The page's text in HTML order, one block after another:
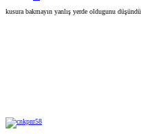
kusura bakmayın yanlış yerde oldugunu